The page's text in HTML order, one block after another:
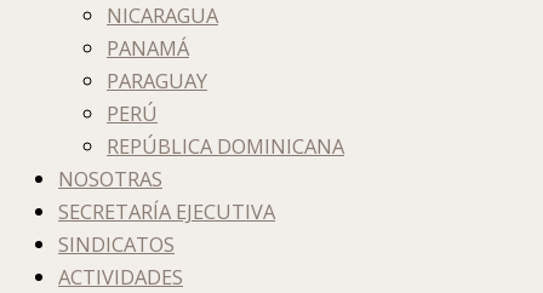
NICARAGUA
PANAMÁ
PARAGUAY
PERÚ
REPÚBLICA DOMINICANA
NOSOTRAS
SECRETARÍA EJECUTIVA
SINDICATOS
ACTIVIDADES